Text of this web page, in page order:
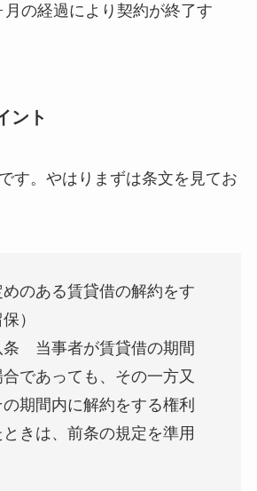
の経過により契約が終了す
ント
す。やはりまずは条文を見てお
めのある賃貸借の解約をす
）
条 当事者が賃貸借の期間
であっても、その一方又
期間内に解約をする権利
きは、前条の規定を準用